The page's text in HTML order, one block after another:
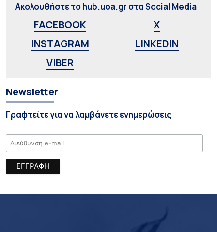
Ακολουθήστε το hub.uoa.gr στα Social Media
FACEBOOK
X
INSTAGRAM
LINKEDIN
VIBER
Newsletter
Γραφτείτε για να λαμβάνετε ενημερώσεις